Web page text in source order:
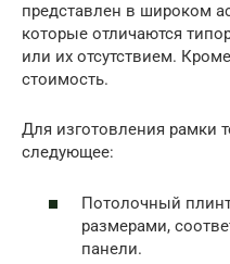
представлен в широком
которые отличаются
или их отсутствием.
стоимость.
Для изготовления рамки
следующее:
Потолочный
размерами,
панели.